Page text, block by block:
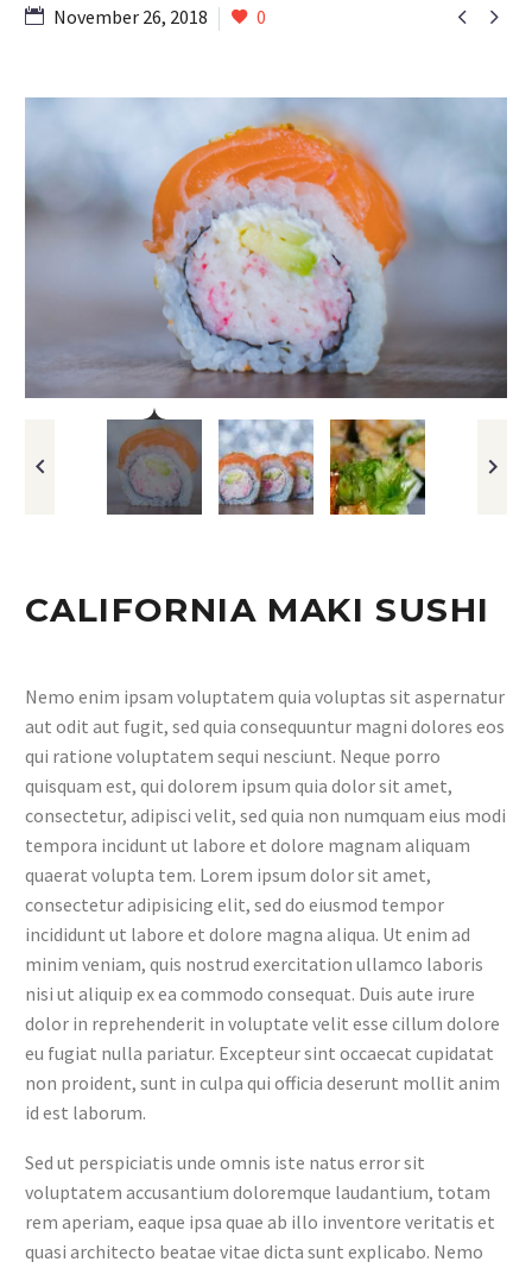
 
November 26, 2018 0
CALIFORNIA MAKI SUSHI
Nemo enim ipsam voluptatem quia voluptas sit aspernatur
aut odit aut fugit, sed quia consequuntur magni dolores eos
qui ratione voluptatem sequi nesciunt. Neque porro
quisquam est, qui dolorem ipsum quia dolor sit amet,
consectetur, adipisci velit, sed quia non numquam eius modi
tempora incidunt ut labore et dolore magnam aliquam
quaerat volupta tem. Lorem ipsum dolor sit amet,
consectetur adipisicing elit, sed do eiusmod tempor
incididunt ut labore et dolore magna aliqua. Ut enim ad
minim veniam, quis nostrud exercitation ullamco laboris
nisi ut aliquip ex ea commodo consequat. Duis aute irure
dolor in reprehenderit in voluptate velit esse cillum dolore
eu fugiat nulla pariatur. Excepteur sint occaecat cupidatat
non proident, sunt in culpa qui officia deserunt mollit anim
id est laborum.
Sed ut perspiciatis unde omnis iste natus error sit
voluptatem accusantium doloremque laudantium, totam
rem aperiam, eaque ipsa quae ab illo inventore veritatis et
quasi architecto beatae vitae dicta sunt explicabo. Nemo